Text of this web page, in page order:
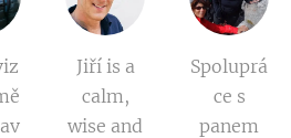
Jiří is a
calm,
wise and
Spoluprá
ce s
panem